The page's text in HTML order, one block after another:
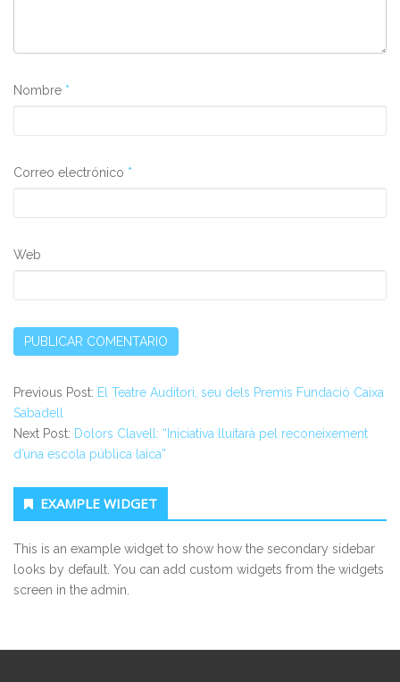
Nombre *
Correo electrónico *
Web
Previous Post: El Teatre Auditori, seu dels Premis Fundació Caixa
Sabadell
Next Post: Dolors Clavell: “Iniciativa lluitarà pel reconeixement
d’una escola pública laica”
Secondary Sidebar
EXAMPLE WIDGET
This is an example widget to show how the secondary sidebar
looks by default. You can add custom widgets from the widgets
screen in the admin.